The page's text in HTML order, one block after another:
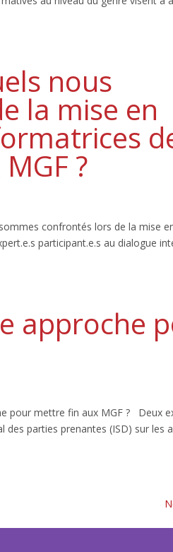
nous
la mise en
?
confrontés lors de la mise
participant.e.s au dialogue
approche
pour mettre fin aux MGF ? Deux
parties prenantes (ISD) sur les